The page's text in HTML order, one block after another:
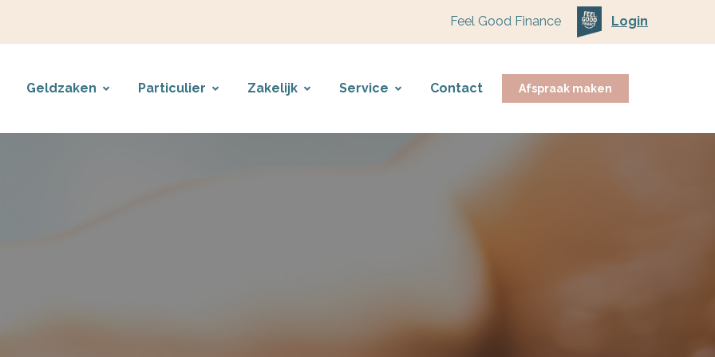
Feel Good Finance Login
Geldzaken Particulier Zakelijk Service Contact Afspraak maken